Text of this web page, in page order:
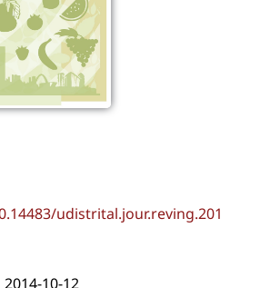
udistrital.jour.reving.201
2014-10-12